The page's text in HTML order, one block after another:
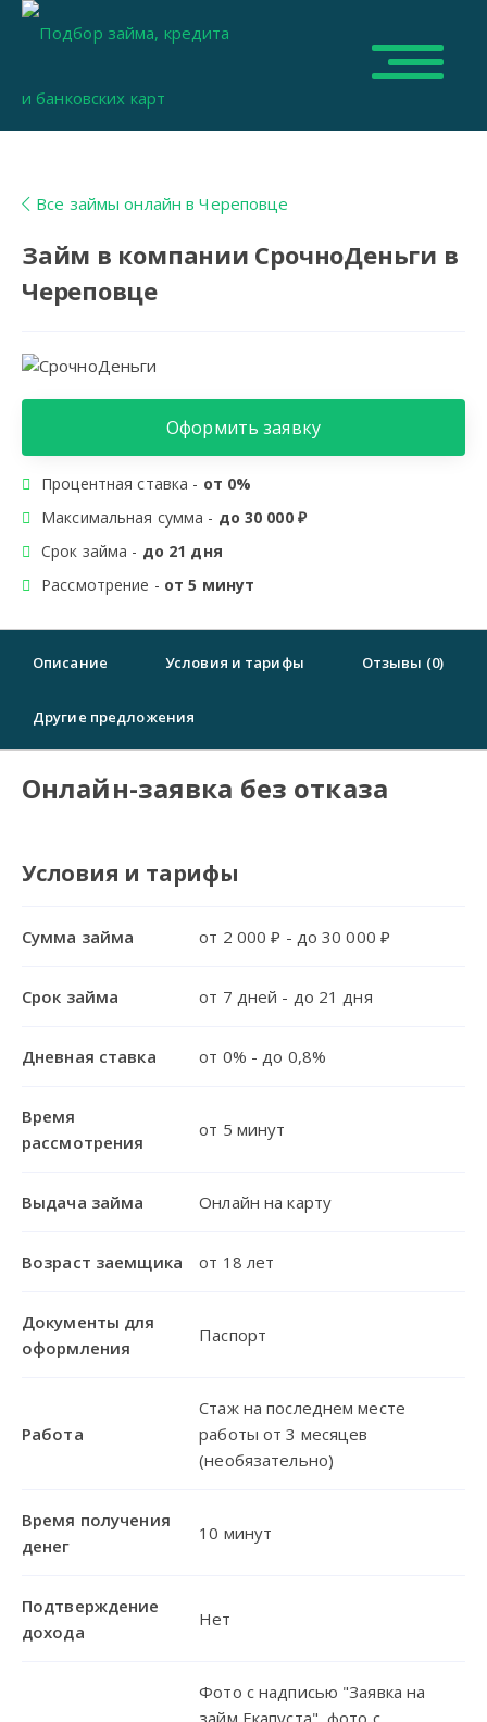
Все займы онлайн в Череповце
Займ в компании СрочноДеньги в
Череповце
Оформить заявку
Процентная ставка - от 0%
Максимальная сумма - до 30 000 ₽
Срок займа - до 21 дня
Рассмотрение - от 5 минут
Описание Условия и тарифы Отзывы (0)
Другие предложения
Онлайн-заявка без отказа
Условия и тарифы
Сумма займа от 2 000 ₽ - до 30 000 ₽
Срок займа от 7 дней - до 21 дня
Дневная ставка от 0% - до 0,8%
Время
рассмотрения
от 5 минут
Выдача займа Онлайн на карту
Возраст заемщика от 18 лет
Документы для
оформления
Паспорт
Работа
Стаж на последнем месте
работы от 3 месяцев
(необязательно)
Время получения
денег
10 минут
Подтверждение
дохода
Нет
Фото с надписью "Заявка на
займ Екапуста", фото с